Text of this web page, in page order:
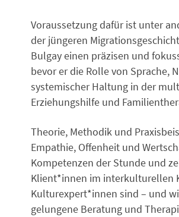
Voraussetzung dafür ist unter
der jüngeren
Bulgay einen präzisen und
bevor er die Rolle von Sprache,
systemischer Haltung in der
Erziehungshilfe und
Theorie, Methodik und
Empathie, Offenheit und
Kompetenzen der Stunde und
Klient*innen im interkulturellen
Kulturexpert*innen sind – und
gelungene Beratung und